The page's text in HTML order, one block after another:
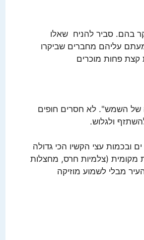
בהם. סביר להניח שאלו
עליהם מחברים שביקרו
קצת פחות מוכרים
של השמש". לא חסרים חופים
ולגלוש.
ובכמות עצי הקשיו הכי גדולה
מקומית (צלמיות חרס, מחצלות
מבלי לשמוע מוזיקה